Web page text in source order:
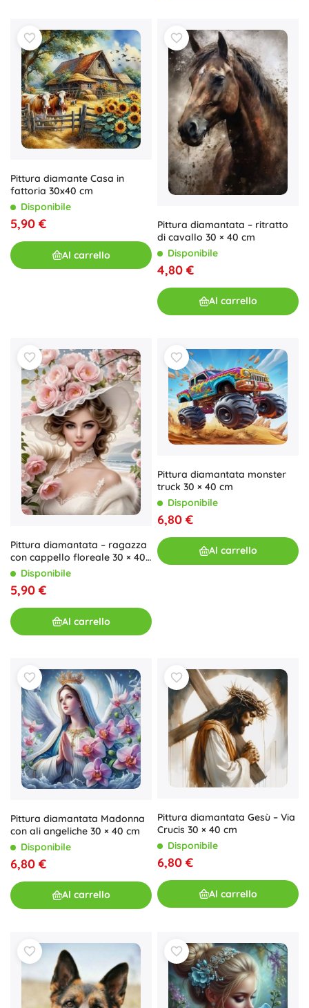
Pittura diamante Casa in
fattoria 30x40 cm
Disponibile
5,90 €
Al carrello
Pittura diamantata – ritratto
di cavallo 30 × 40 cm
Disponibile
4,80 €
Al carrello
Pittura diamantata – ragazza
con cappello floreale 30 × 40
cmDisponibile
5,90 €
Al carrello
Pittura diamantata monster
truck 30 × 40 cm
Disponibile
6,80 €
Al carrello
Pittura diamantata Madonna
con ali angeliche 30 × 40 cm
Disponibile
6,80 €
Al carrello
Pittura diamantata Gesù – Via
Crucis 30 × 40 cm
Disponibile
6,80 €
Al carrello